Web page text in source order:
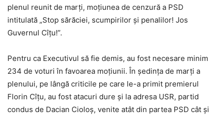
plenul reunit de marţi, moţiunea de cenzură a PSD
intitulată „Stop sărăciei, scumpirilor şi penalilor! Jos
Guvernul Cîţu!”.
Pentru ca Executivul să fie demis, au fost necesare minim
234 de voturi în favoarea moţiunii. În şedinţa de marţi a
plenului, pe lângă criticile pe care le-a primit premierul
Florin Cîţu, au fost atacuri dure şi la adresa USR, partid
condus de Dacian Cioloş, venite atât din partea PSD cât şi